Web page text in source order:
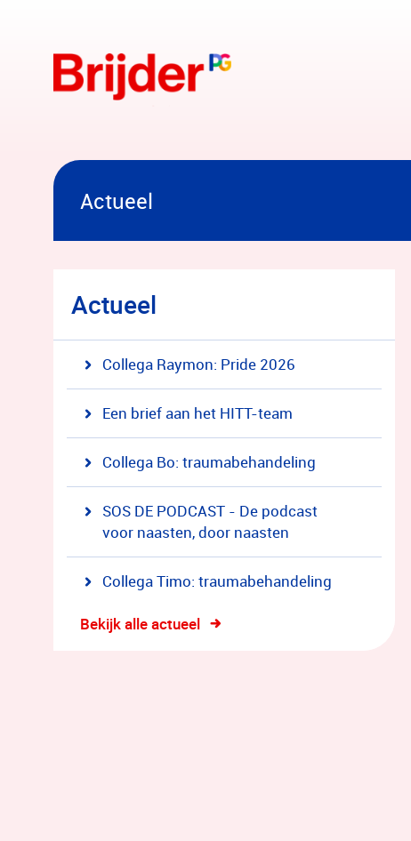
Actueel
Actueel
Collega Raymon: Pride 2026
Een brief aan het HITT-team
Collega Bo: traumabehandeling
SOS DE PODCAST - De podcast
voor naasten, door naasten
Collega Timo: traumabehandeling
Bekijk alle actueel